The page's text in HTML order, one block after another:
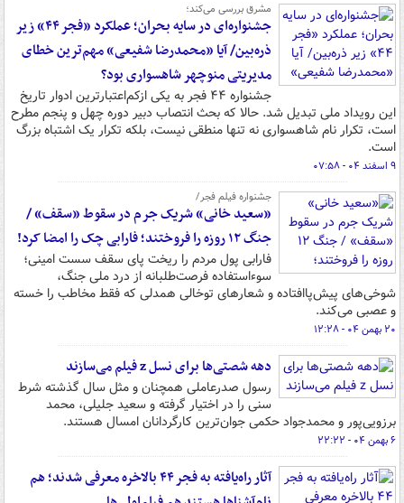
مشرق بررسی می‌کند؛
جشنواره‌ای در سایه بحران؛ عملکرد «فجر ۴۴» زیر
ذره‌بین/ آیا «محمدرضا شفیعی» مهم‌ترین خطای
مدیریتی منوچهر شاهسواری بود؟
جشنواره ۴۴ فجر به یکی ازکم‌اعتبارترین ادوار تاریخ
این رویداد ملی تبدیل شد. حالا که بحث انتصاب دبیر دوره چهل و پنجم مطرح
است، تکرار نام شاهسواری نه تنها منطقی نیست، بلکه تکرار یک اشتباه بزرگ
است.
۹ اسفند ۰۴ - ۰۷:۵۸
جشنواره فیلم فجر/
«سعید خانی» شریک جرم در سقوط «سقف» /
جنگ ۱۲ روزه را فروختند؛ فارابی چک را امضا کرد!
فارابی پول مردم را ریخت پای سقف سست امینی؛
سوءاستفاده فرصت‌طلبانه از درد ملی جنگ،
شوخی‌های پیش‌پاافتاده و شعارهای توخالی همدلی که فقط مخاطب را خسته
و عصبی می‌کند.
۲۰ بهمن ۰۴ - ۱۲:۲۸
دهه شصتی‌ها برای نسل z فیلم می‌سازند
رسول صدرعاملی همچنان و مثل سال گذشته شرط
سنی را در اختیار گرفته و سعید جلیلی، محمد
برزویی‌پور و محمدجواد حکمی جوان‌ترین کارگردانان امسال هستند.
۶ بهمن ۰۴ - ۲۲:۲۲
آثار راه‌یافته به فجر ۴۴ بالاخره معرفی شدند؛ هم